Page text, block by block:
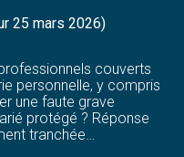
25 mars 2026)
couverts
personnelle, y compris
une faute grave
protégé ? Réponse
tranchée…